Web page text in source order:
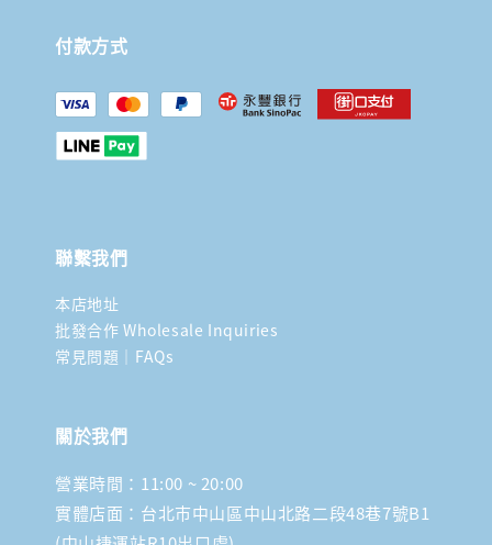
付款方式
聯繫我們
本店地址
批發合作 Wholesale Inquiries
常見問題｜FAQs
關於我們
營業時間：11:00 ~ 20:00
實體店面：台北市中山區中山北路二段48巷7號B1